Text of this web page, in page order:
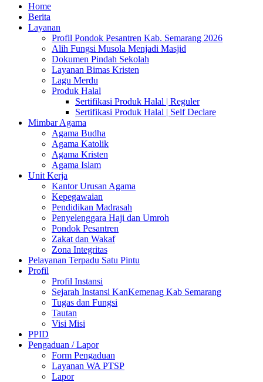
Home
Berita
Layanan
Profil Pondok Pesantren Kab. Semarang 2026
Alih Fungsi Musola Menjadi Masjid
Dokumen Pindah Sekolah
Layanan Bimas Kristen
Lagu Merdu
Produk Halal
Sertifikasi Produk Halal | Reguler
Sertifikasi Produk Halal | Self Declare
Mimbar Agama
Agama Budha
Agama Katolik
Agama Kristen
Agama Islam
Unit Kerja
Kantor Urusan Agama
Kepegawaian
Pendidikan Madrasah
Penyelenggara Haji dan Umroh
Pondok Pesantren
Zakat dan Wakaf
Zona Integritas
Pelayanan Terpadu Satu Pintu
Profil
Profil Instansi
Sejarah Instansi KanKemenag Kab Semarang
Tugas dan Fungsi
Tautan
Visi Misi
PPID
Pengaduan / Lapor
Form Pengaduan
Layanan WA PTSP
Lapor